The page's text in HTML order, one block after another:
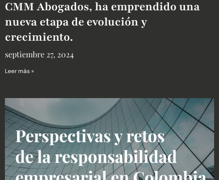
CMM Abogados, ha emprendido una
nueva etapa de evolución y
crecimiento.
septiembre 27, 2024
Leer más »